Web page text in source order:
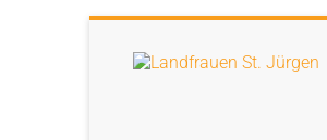
springenLandfrauen